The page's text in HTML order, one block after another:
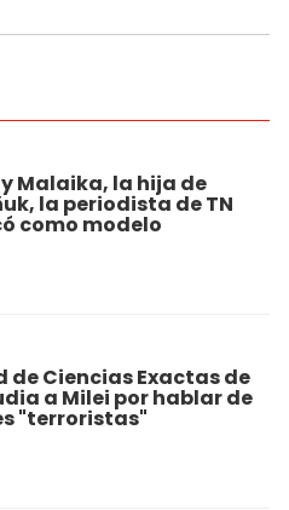
Malaika, la hija de
la periodista de TN
como modelo
de Ciencias Exactas de
a Milei por hablar de
"terroristas"